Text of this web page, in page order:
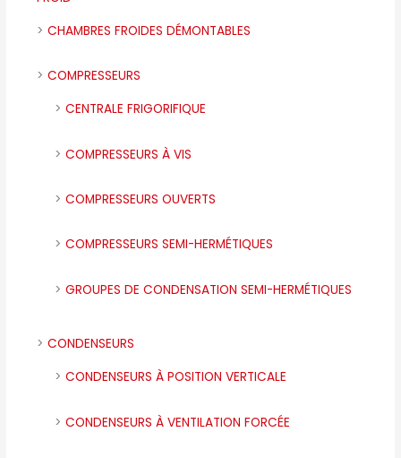
CHAMBRES FROIDES DÉMONTABLES
COMPRESSEURS
CENTRALE FRIGORIFIQUE
COMPRESSEURS À VIS
COMPRESSEURS OUVERTS
COMPRESSEURS SEMI-HERMÉTIQUES
GROUPES DE CONDENSATION SEMI-HERMÉTIQUES
CONDENSEURS
CONDENSEURS À POSITION VERTICALE
CONDENSEURS À VENTILATION FORCÉE